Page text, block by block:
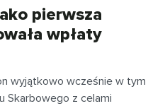
pierwsza
wpłaty
wyjątkowo wcześnie w tym
Skarbowego z celami